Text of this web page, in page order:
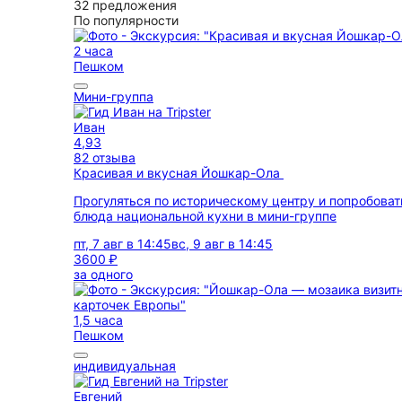
32 предложения
По популярности
2 часа
Пешком
Мини-группа
Иван
4,93
82 отзыва
Красивая и вкусная Йошкар-Ола
Прогуляться по историческому центру и
блюда национальной кухни в мини-группе
пт, 7 авг в 14:45вс, 9 авг в 14:45
3600 ₽
за одного
1,5 часа
Пешком
индивидуальная
Евгений